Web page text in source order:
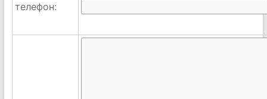
телефон: